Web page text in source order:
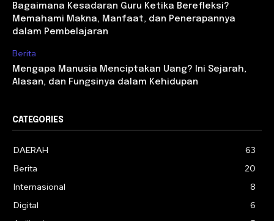
Bagaimana Kesadaran Guru Ketika Berefleksi?
Memahami Makna, Manfaat, dan Penerapannya
dalam Pembelajaran
Berita
Mengapa Manusia Menciptakan Uang? Ini Sejarah,
Alasan, dan Fungsinya dalam Kehidupan
CATEGORIES
DAERAH
63
Berita
20
Internasional
8
Digital
6